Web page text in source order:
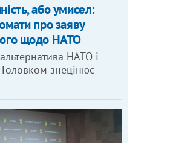
або умисел:
про заяву
щодо НАТО
НАТО і
знецінює